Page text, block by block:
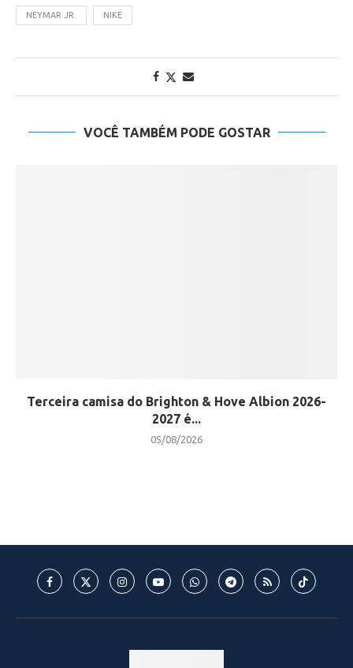
NEYMAR JR. NIKE
VOCÊ TAMBÉM PODE GOSTAR
Terceira camisa do Brighton & Hove Albion 2026-
2027 é...
05/08/2026